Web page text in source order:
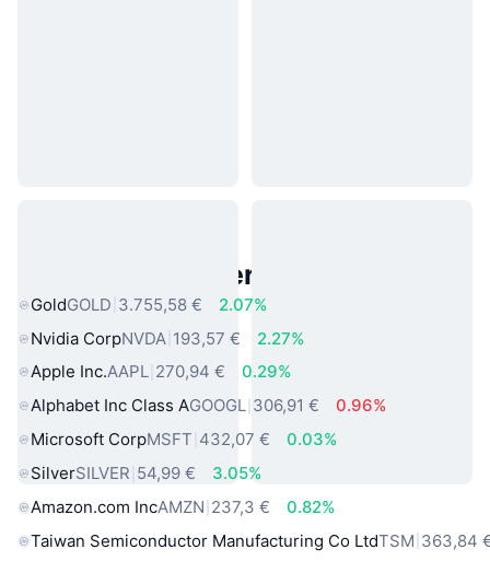
Beliebte reale Vermögenswerte
GoldGOLD 3.755,58 €
2.07%
Nvidia CorpNVDA 193,57 €
2.27%
Apple Inc.AAPL 270,94 €
0.29%
Alphabet Inc Class AGOOGL 306,91 €
0.96%
Microsoft CorpMSFT 432,07 €
0.03%
SilverSILVER 54,99 €
3.05%
Amazon.com IncAMZN 237,3 €
0.82%
Taiwan Semiconductor Manufacturing Co LtdTSM 363,84